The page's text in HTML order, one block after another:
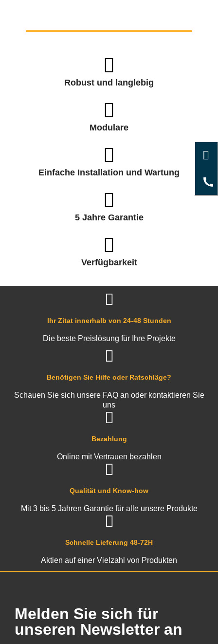
Robust und langlebig
Modulare
Einfache Installation und Wartung
5 Jahre Garantie
Verfügbarkeit
Schnelle Lieferung 48-72H
Aktien auf einer Vielzahl von Produkten
Qualität und Know-how
Mit 3 bis 5 Jahren Garantie für alle unsere Produkte
Bezahlung
Online mit Vertrauen bezahlen
Benötigen Sie Hilfe oder Ratschläge?
Schauen Sie sich unsere FAQ an oder kontaktieren Sie
uns
Ihr Zitat innerhalb von 24-48 Stunden
Die beste Preislösung für Ihre Projekte
Melden Sie sich für
unseren Newsletter an